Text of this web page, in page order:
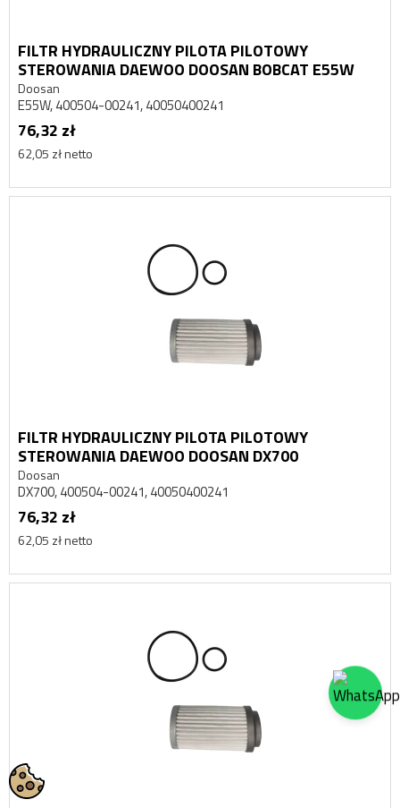
FILTR HYDRAULICZNY PILOTA PILOTOWY
STEROWANIA DAEWOO DOOSAN BOBCAT E55W
Doosan
E55W, 400504-00241, 40050400241
76,32 zł
62,05 zł netto
FILTR HYDRAULICZNY PILOTA PILOTOWY
STEROWANIA DAEWOO DOOSAN DX700
Doosan
DX700, 400504-00241, 40050400241
76,32 zł
62,05 zł netto